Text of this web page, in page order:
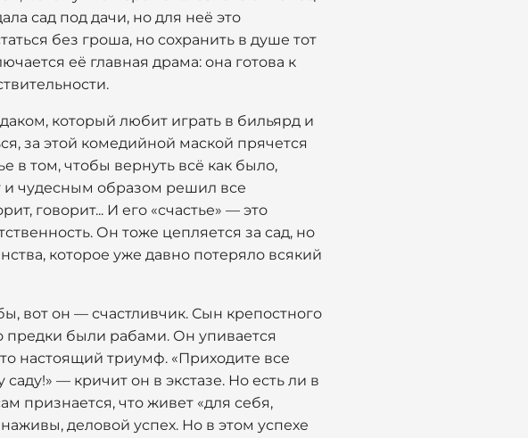
сад под дачи, но для неё это
без гроша, но сохранить в душе тот
её главная драма: она готова к
который любит играть в бильярд и
за этой комедийной маской прячется
в том, чтобы вернуть всё как было,
и чудесным образом решил все
говорит... И его «счастье» — это
Он тоже цепляется за сад, но
которое уже давно потеряло всякий
вот он — счастливчик. Сын крепостного
предки были рабами. Он упивается
настоящий триумф. «Приходите все
— кричит он в экстазе. Но есть ли в
признается, что живет «для себя,
деловой успех. Но в этом успехе